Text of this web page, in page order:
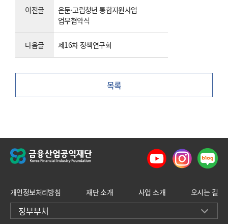
이전글
은둔·고립청년 통합지원사업
업무협약식
다음글 제16차 정책연구회
목록
개인정보처리방침 재단 소개 사업 소개 오시는 길
정부부처